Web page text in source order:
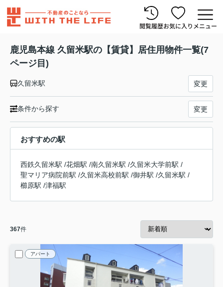
閲覧履歴お気に入り メニュー
鹿児島本線 久留米駅の【賃貸】居住用物件一覧(7
ページ目)
久留米駅 変更
条件から探す 変更
おすすめの駅
西鉄久留米駅 /花畑駅 /南久留米駅 /久留米大学前駅 /
聖マリア病院前駅 /久留米高校前駅 /御井駅 /久留米駅 /
櫛原駅 /津福駅
367件
アパート